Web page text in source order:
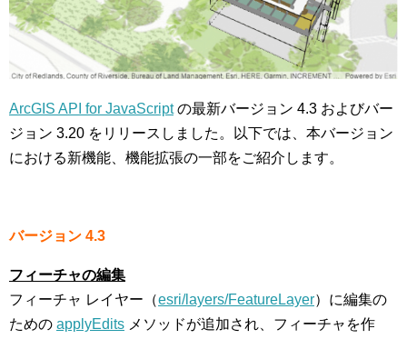
ArcGIS API for JavaScriptの最新バージョン 4.3 およびバー
ジョン 3.20 をリリースしました。以下では、本バージョン
における新機能、機能拡張の一部をご紹介します。
バージョン 4.3
フィーチャの編集
フィーチャ レイヤー（esri/layers/FeatureLayer）に編集の
ための applyEdits メソッドが追加され、フィーチャを作